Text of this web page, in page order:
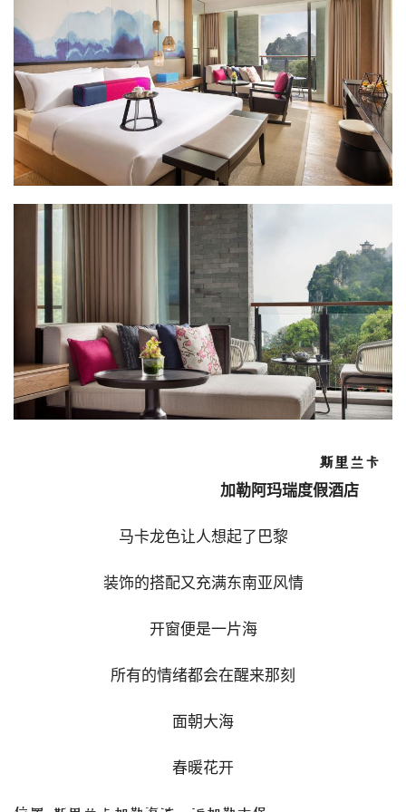
斯里兰卡
加勒阿玛瑞度假酒店
马卡龙色让人想起了巴黎
装饰的搭配又充满东南亚风情
开窗便是一片海
所有的情绪都会在醒来那刻
面朝大海
春暖花开